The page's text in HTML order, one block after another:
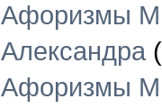
Афоризмы
Александра
Афоризмы